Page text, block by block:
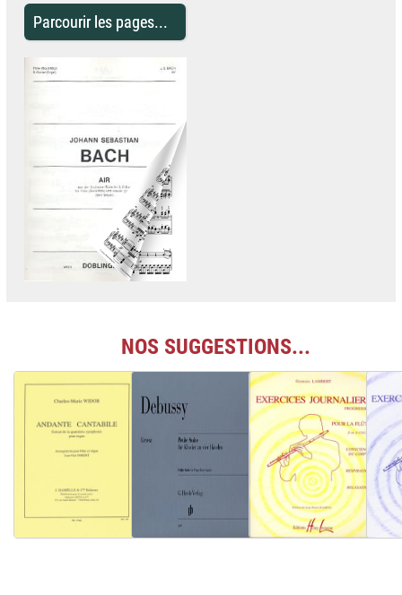
Parcourir les pages...
NOS SUGGESTIONS...